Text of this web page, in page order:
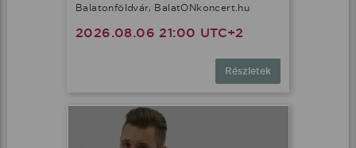
Balatonföldvár, BalatONkoncert.hu
2026.08.06 21:00 UTC+2
Részletek